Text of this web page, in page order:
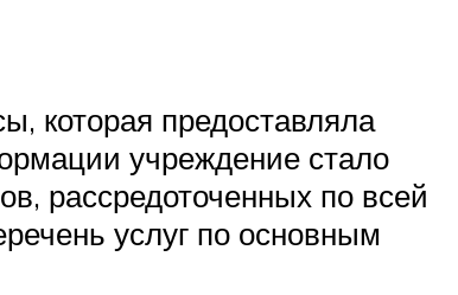
которая предоставляла
учреждение стало
рассредоточенных по всей
услуг по основным